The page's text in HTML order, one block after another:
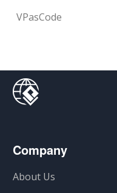
VPasCode
Company
About Us